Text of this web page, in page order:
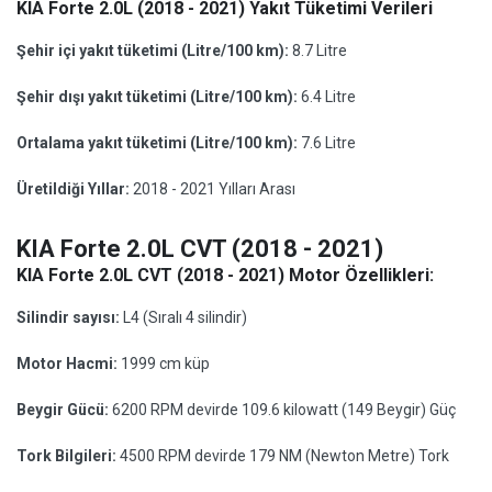
KIA Forte 2.0L (2018 - 2021) Yakıt Tüketimi Verileri
Şehir içi yakıt tüketimi (Litre/100 km): 8.7 Litre
Şehir dışı yakıt tüketimi (Litre/100 km): 6.4 Litre
Ortalama yakıt tüketimi (Litre/100 km): 7.6 Litre
Üretildiği Yıllar: 2018 - 2021 Yılları Arası
KIA Forte 2.0L CVT (2018 - 2021)
KIA Forte 2.0L CVT (2018 - 2021) Motor Özellikleri:
Silindir sayısı: L4 (Sıralı 4 silindir)
Motor Hacmi: 1999 cm küp
Beygir Gücü: 6200 RPM devirde 109.6 kilowatt (149 Beygir) Güç
Tork Bilgileri: 4500 RPM devirde 179 NM (Newton Metre) Tork